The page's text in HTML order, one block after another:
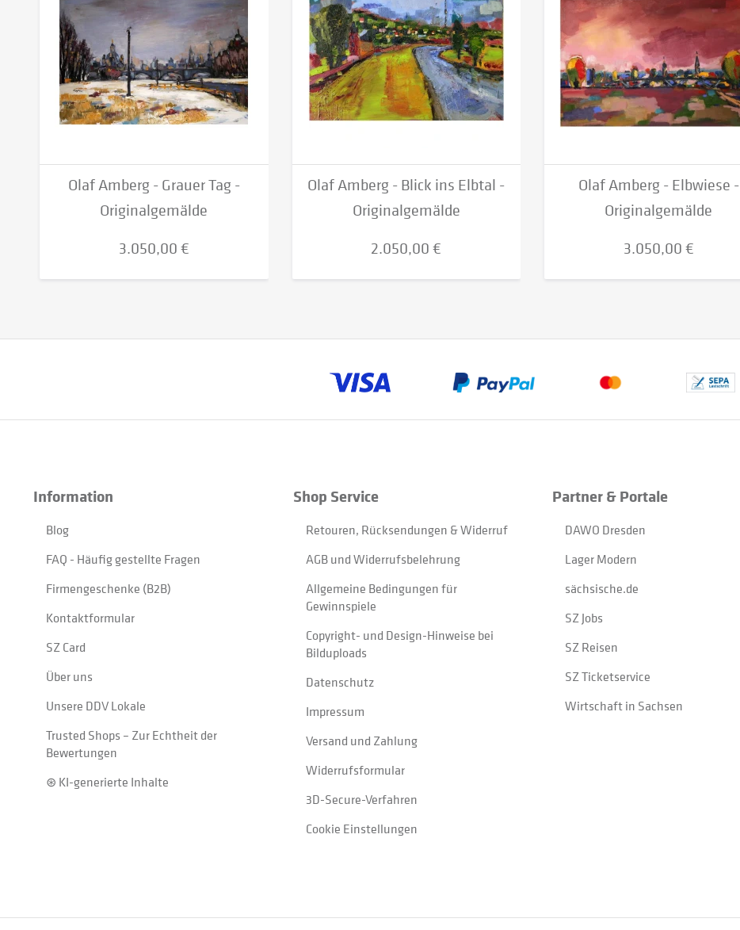
Olaf Amberg - Grauer Tag -
Originalgemälde
3.050,00 €
Olaf Amberg - Blick ins Elbtal -
Originalgemälde
2.050,00 €
Olaf Amberg - Elbwiese -
Originalgemälde
3.050,00 €
Information
Blog
FAQ - Häufig gestellte Fragen
Firmengeschenke (B2B)
Kontaktformular
SZ Card
Über uns
Unsere DDV Lokale
Trusted Shops – Zur Echtheit der
Bewertungen
⊛ KI-generierte Inhalte
Shop Service
Retouren, Rücksendungen & Widerruf
AGB und Widerrufsbelehrung
Allgemeine Bedingungen für
Gewinnspiele
Copyright- und Design-Hinweise bei
Bilduploads
Datenschutz
Impressum
Versand und Zahlung
Widerrufsformular
3D-Secure-Verfahren
Cookie Einstellungen
Partner & Portale
DAWO Dresden
Lager Modern
sächsische.de
SZ Jobs
SZ Reisen
SZ Ticketservice
Wirtschaft in Sachsen